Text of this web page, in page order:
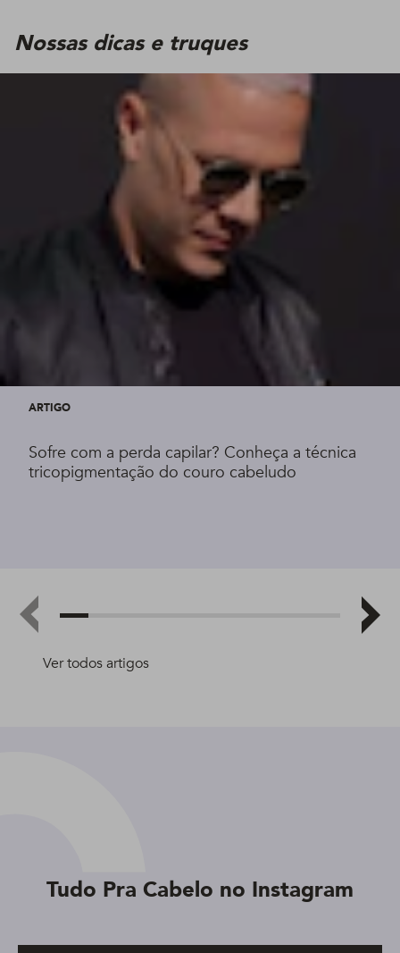
Nossas dicas e truques
Ver todos artigos
ARTIGO
Sofre com a perda capilar? Conheça a técnica
tricopigmentação do couro cabeludo
Tudo Pra Cabelo no Instagram